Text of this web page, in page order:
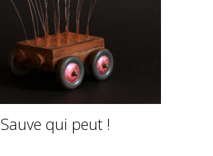
Sauve qui peut !